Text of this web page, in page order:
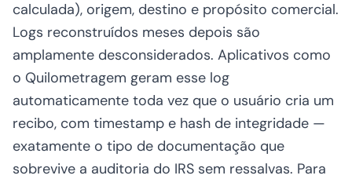
calculada), origem, destino e propósito comercial.
Logs reconstruídos meses depois são
amplamente desconsiderados. Aplicativos como
o Quilometragem geram esse log
automaticamente toda vez que o usuário cria um
recibo, com timestamp e hash de integridade —
exatamente o tipo de documentação que
sobrevive a auditoria do IRS sem ressalvas. Para